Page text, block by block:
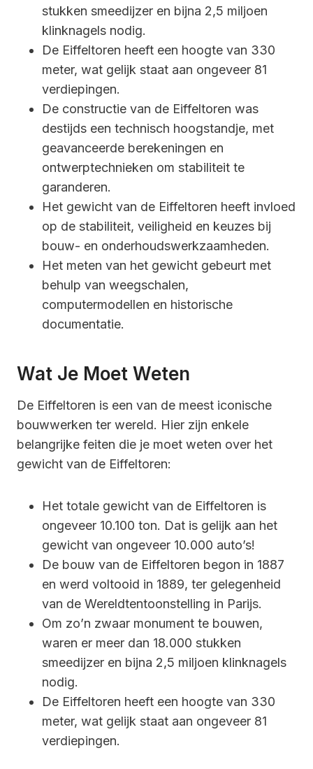
stukken smeedijzer en bijna 2,5 miljoen
klinknagels nodig.
De Eiffeltoren heeft een hoogte van 330
meter, wat gelijk staat aan ongeveer 81
verdiepingen.
De constructie van de Eiffeltoren was
destijds een technisch hoogstandje, met
geavanceerde berekeningen en
ontwerptechnieken om stabiliteit te
garanderen.
Het gewicht van de Eiffeltoren heeft invloed
op de stabiliteit, veiligheid en keuzes bij
bouw- en onderhoudswerkzaamheden.
Het meten van het gewicht gebeurt met
behulp van weegschalen,
computermodellen en historische
documentatie.
Wat Je Moet Weten
De Eiffeltoren is een van de meest iconische
bouwwerken ter wereld. Hier zijn enkele
belangrijke feiten die je moet weten over het
gewicht van de Eiffeltoren:
Het totale gewicht van de Eiffeltoren is
ongeveer 10.100 ton. Dat is gelijk aan het
gewicht van ongeveer 10.000 auto’s!
De bouw van de Eiffeltoren begon in 1887
en werd voltooid in 1889, ter gelegenheid
van de Wereldtentoonstelling in Parijs.
Om zo’n zwaar monument te bouwen,
waren er meer dan 18.000 stukken
smeedijzer en bijna 2,5 miljoen klinknagels
nodig.
De Eiffeltoren heeft een hoogte van 330
meter, wat gelijk staat aan ongeveer 81
verdiepingen.